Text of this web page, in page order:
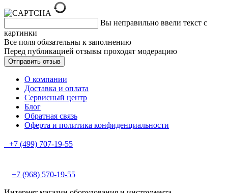
Вы неправильно ввели текст с
картинки
Все поля обязательны к заполнению
Перед публикацией отзывы проходят модерацию
О компании
Доставка и оплата
Сервисный центр
Блог
Обратная связь
Оферта и политика конфиденциальности
+7 (499) 707-19-55
+7 (968) 570-19-55